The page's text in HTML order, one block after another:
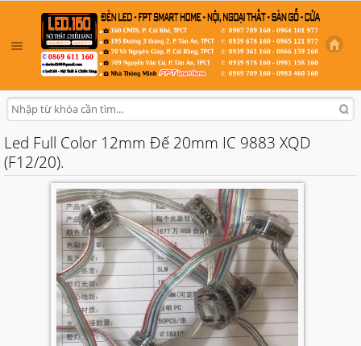
Led Full Color 12mm Đế 20mm IC 9883 XQD
(F12/20).